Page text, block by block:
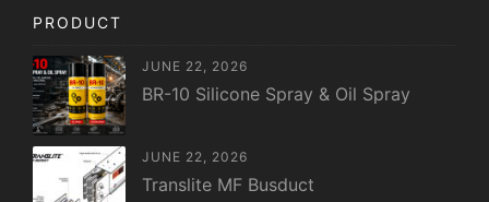
PRODUCT
JUNE 22, 2026
BR-10 Silicone Spray & Oil Spray
JUNE 22, 2026
Translite MF Busduct